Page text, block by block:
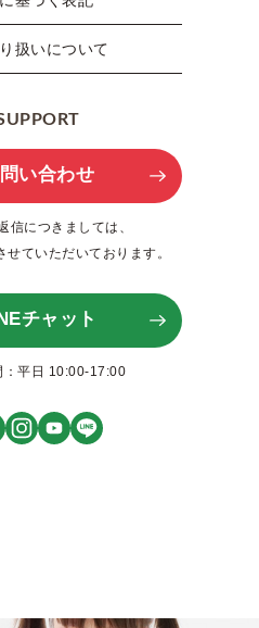
扱いについて
い合わせ
信につきましては、
せていただいております。
チャット
：平日 10:00-17:00